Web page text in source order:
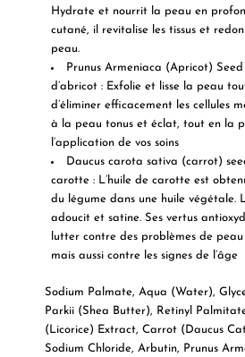
Hydrate et nourrit la peau en
cutané, il revitalise les tissus et
peau.
Prunus Armeniaca (Apricot)
d’abricot: Exfolie et lisse la peau
d’éliminer efficacement les cellules
à la peau tonus et éclat, tout en la
l’application de vos soins
Daucus carota sativa (carrot)
carotte: L’huile de carotte est
du légume dans une huile végétale.
adoucit et satine. Ses vertus
lutter contre des problèmes de
mais aussi contre les signes de l’âge
Sodium Palmate, Aqua (Water),
Parkii (Shea Butter), Retinyl
(Licorice) Extract, Carrot (Daucus
Sodium Chloride, Arbutin, Prunus